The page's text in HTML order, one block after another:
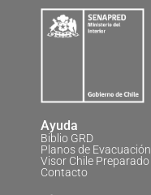
Ayuda
Biblio GRD
Planos de Evacuación
Visor Chile Preparado
Contacto